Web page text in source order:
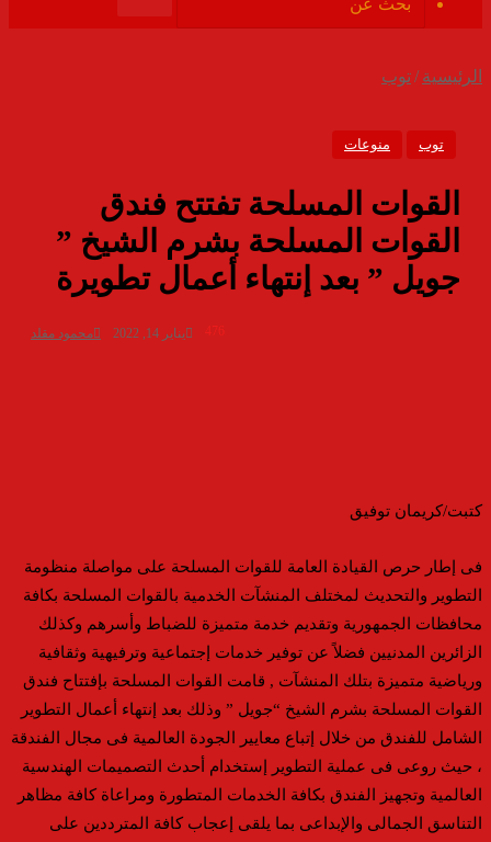
الموقع
الرئيسية /توب
توب منوعات
القوات المسلحة تفتتح فندق
القوات المسلحة بشرم الشيخ ”
جويل ” بعد إنتهاء أعمال تطويرة
محمود مقلد يناير 14, 2022 476
كتبت/كريمان توفيق
فى إطار حرص القيادة العامة للقوات المسلحة على مواصلة منظومة
التطوير والتحديث لمختلف المنشآت الخدمية بالقوات المسلحة بكافة
محافظات الجمهورية وتقديم خدمة متميزة للضباط وأسرهم وكذلك
الزائرين المدنيين فضلاً عن توفير خدمات إجتماعية وترفيهية وثقافية
ورياضية متميزة بتلك المنشآت , قامت القوات المسلحة بإفتتاح فندق
القوات المسلحة بشرم الشيخ “جويل ” وذلك بعد إنتهاء أعمال التطوير
الشامل للفندق من خلال إتباع معايير الجودة العالمية فى مجال الفندقة
، حيث روعى فى عملية التطوير إستخدام أحدث التصميمات الهندسية
العالمية وتجهيز الفندق بكافة الخدمات المتطورة ومراعاة كافة مظاهر
التناسق الجمالى والإبداعى بما يلقى إعجاب كافة المترددين على